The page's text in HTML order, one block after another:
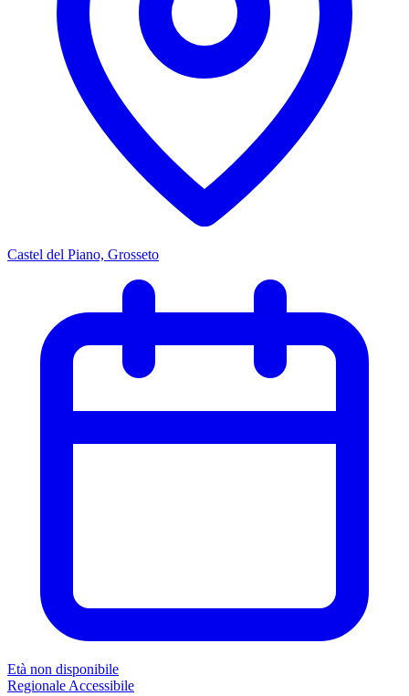
Castel del Piano, Grosseto
Età non disponibile
Regionale Accessibile